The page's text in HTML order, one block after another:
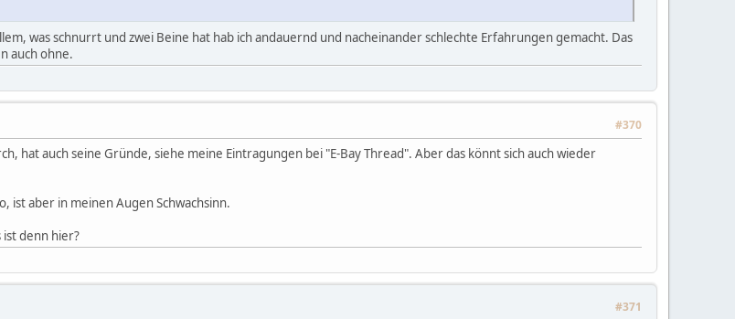
was schnurrt und zwei Beine hat hab ich andauernd und nacheinander schlechte Erfahrungen gemacht. Das
auch ohne.
#370
hat auch seine Gründe, siehe meine Eintragungen bei "E-Bay Thread". Aber das könnt sich auch wieder
ist aber in meinen Augen Schwachsinn.
ist denn hier?
#371